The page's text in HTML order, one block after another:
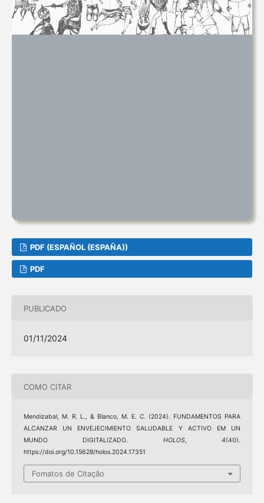
PDF (ESPAÑOL (ESPAÑA))
PDF
PUBLICADO
01/11/2024
COMO CITAR
Mendizabal, M. R. L., & Blanco, M. E. C. (2024). FUNDAMENTOS PARA
ALCANZAR UN ENVEJECIMIENTO SALUDABLE Y ACTIVO EM UN
MUNDO DIGITALIZADO. HOLOS,4(40).
https://doi.org/10.15628/holos.2024.17351
Fomatos de Citação